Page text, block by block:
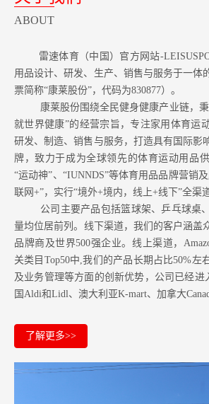
ABOUT
雷速体育（中国）官方网站-
用品设计、研发、生产、销售与服务于一体
票简称“康莱股份”，代码为830877）。
康莱股份围绕全民健身健康产业链，
就世界健康”的经营宗旨，专注家用体育运
研发、制造、销售与服务，打造具有国际影
牌，致力于成为全球领先的体育运动用品
“运动神”、“IUNNDS”等体育用品品牌营销
联网+”，实行“境外+境内，线上+线下”全渠
公司主要产品包括篮球架、乒乓球桌
量均位居前列。 线下渠道，我们的客户涵盖
品牌商及世界500强企业。 线上渠道，
关类目Top50中,我们的产品长期占比50%左
及业务管理等方面的创新优势，公司已经进
国Aldi和Lidl、澳大利亚K-mart、加拿大
了解更多>>